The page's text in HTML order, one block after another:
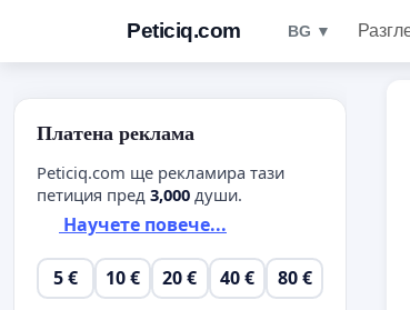
Peticiq.com BG ▼
Платена реклама
Peticiq.com ще рекламира тази
петиция пред 3,000 души.
Научете повече...
5 € 10 € 20 € 40 € 80 €